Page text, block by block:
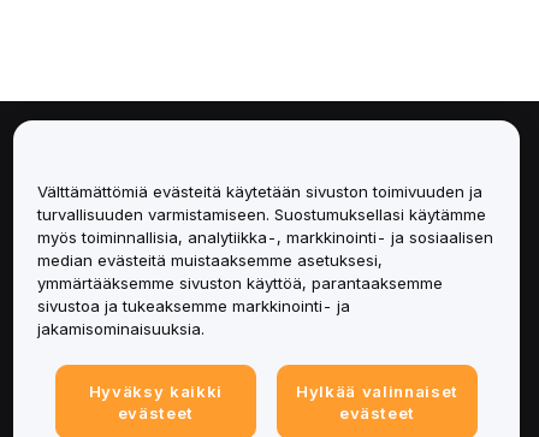
Palvelut
Tuki
Tuotteet
Lakiasiat
Välttämättömiä evästeitä käytetään sivuston toimivuuden ja
turvallisuuden varmistamiseen. Suostumuksellasi käytämme
myös toiminnallisia, analytiikka-, markkinointi- ja sosiaalisen
median evästeitä muistaaksemme asetuksesi,
ymmärtääksemme sivuston käyttöä, parantaaksemme
sivustoa ja tukeaksemme markkinointi- ja
jakamisominaisuuksia.
Hyväksy kaikki
evästeet
Hylkää valinnaiset
evästeet